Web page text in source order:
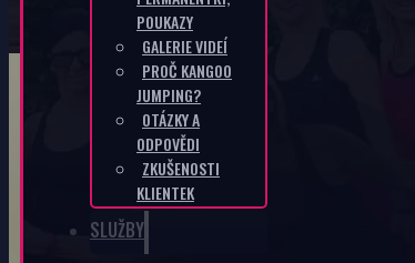
POUKAZY
GALERIE VIDEÍ
PROČ KANGOO
JUMPING?
OTÁZKY A
ODPOVĚDI
ZKUŠENOSTI
KLIENTEK
SLUŽBY